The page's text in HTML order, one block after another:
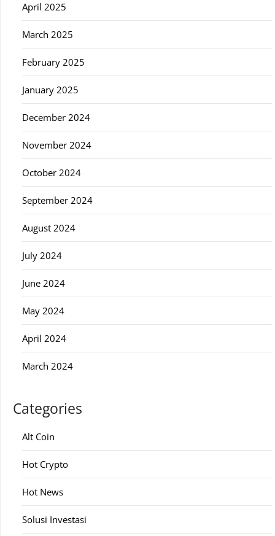
April 2025
March 2025
February 2025
January 2025
December 2024
November 2024
October 2024
September 2024
August 2024
July 2024
June 2024
May 2024
April 2024
March 2024
Categories
Alt Coin
Hot Crypto
Hot News
Solusi Investasi